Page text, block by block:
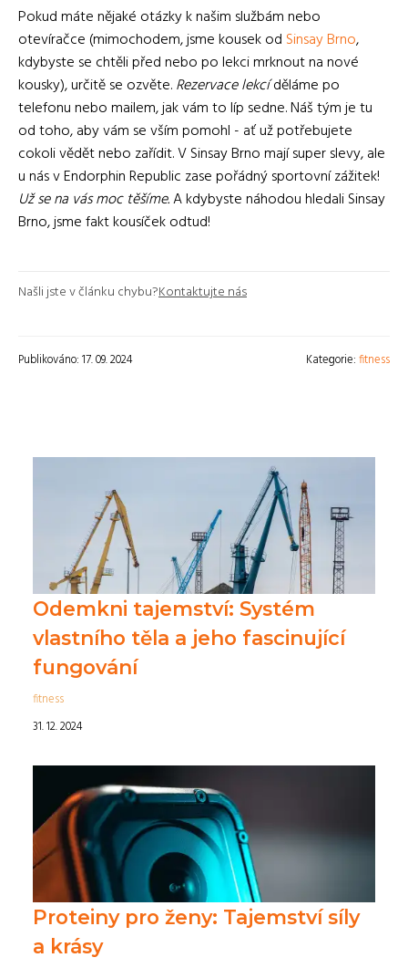
Pokud máte nějaké otázky k našim službám nebo
otevíračce (mimochodem, jsme kousek od Sinsay Brno,
kdybyste se chtěli před nebo po lekci mrknout na nové
kousky), určitě se ozvěte.Rezervace lekcíděláme po
telefonu nebo mailem, jak vám to líp sedne. Náš tým je tu
od toho, aby vám se vším pomohl - ať už potřebujete
cokoli vědět nebo zařídit. V Sinsay Brno mají super slevy, ale
u nás v Endorphin Republic zase pořádný sportovní zážitek!
Už se na vás moc těšíme.A kdybyste náhodou hledali Sinsay
Brno, jsme fakt kousíček odtud!
Našli jste v článku chybu?Kontaktujte nás
Publikováno: 17. 09. 2024 Kategorie:fitness
Odemkni tajemství: Systém
vlastního těla a jeho fascinující
fungování
fitness
31. 12. 2024
Proteiny pro ženy: Tajemství síly
a krásy